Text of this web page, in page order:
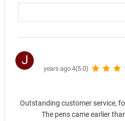
J
(5.0)
4 years ago
Outstanding customer service,
The pens came earlier